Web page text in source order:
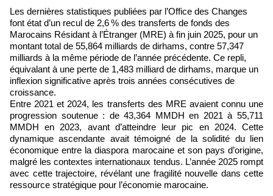
Les dernières statistiques publiées par l’Office des Changes
font état d’un recul de 2,6 % des transferts de fonds des
Marocains Résidant à l’Étranger (MRE) à fin juin 2025, pour un
montant total de 55,864 milliards de dirhams, contre 57,347
milliards à la même période de l’année précédente. Ce repli,
équivalant à une perte de 1,483 milliard de dirhams, marque un
inflexion significative après trois années consécutives de
croissance.
Entre 2021 et 2024, les transferts des MRE avaient connu une
progression soutenue : de 43,364 MMDH en 2021 à 55,711
MMDH en 2023, avant d’atteindre leur pic en 2024. Cette
dynamique ascendante avait témoigné de la solidité du lien
économique entre la diaspora marocaine et son pays d’origine,
malgré les contextes internationaux tendus. L’année 2025 rompt
avec cette trajectoire, révélant une fragilité nouvelle dans cette
ressource stratégique pour l’économie marocaine.